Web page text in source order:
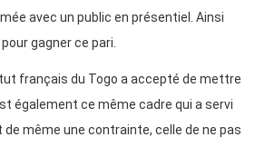
avec un public en présentiel. Ainsi
gagner ce pari.
français du Togo a accepté de mettre
également ce même cadre qui a servi
même une contrainte, celle de ne pas